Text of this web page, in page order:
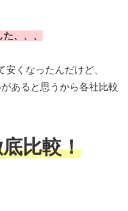
、、、
安くなったんだけど、
あると思うから各社比較
比較！